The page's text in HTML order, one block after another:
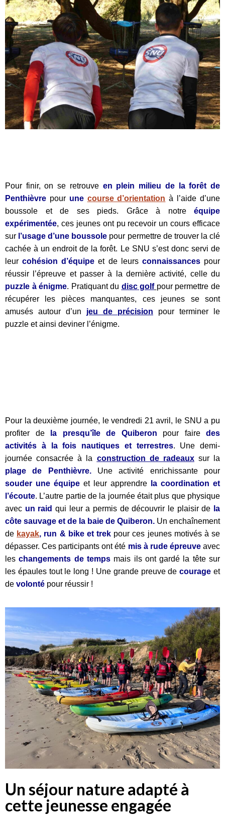
Pour finir, on se retrouve en plein milieu de la forêt de
Penthièvre pourune course d’orientation à l’aide d’une
boussole et de ses pieds. Grâce à notreéquipe
expérimentée, ces jeunes ont pu recevoir un cours efficace
sur l’usage d’une boussole pour permettre de trouver la clé
cachée à un endroit de la forêt. Le SNU s’est donc servi de
leurcohésion d’équipe et de leursconnaissancespour
réussir l’épreuve et passer à la dernière activité, celle du
puzzle à énigme. Pratiquant du discgolf pour permettre de
récupérer les pièces manquantes, ces jeunes se sont
amusés autour d’un jeu de précision pour terminer le
puzzle et ainsi deviner l’énigme.
Pour la deuxième journée, le vendredi 21 avril, le SNU a pu
profiter dela presqu’île de Quiberon pour fairedes
activités à la fois nautiques et terrestres. Une demi-
journée consacrée à la construction de radeauxsur la
plage de Penthièvre.Une activité enrichissante pour
souder une équipe et leur apprendre
la coordination et
l’écoute. L’autre partie de la journée était plus que physique
avec un raid qui leur a permis de découvrir le plaisir de la
côte sauvage et de la baie de Quiberon. Un enchaînement
de kayak, run & bike et trek pour ces jeunes motivés à se
dépasser. Ces participants ont été mis à rude épreuveavec
leschangements detempsmais ils ont gardé la tête sur
les épaules tout le long ! Une grande preuve de courage et
de volonté pour réussir !
Un séjour nature adapté à
cette jeunesse engagée